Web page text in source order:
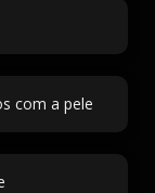
com a pele